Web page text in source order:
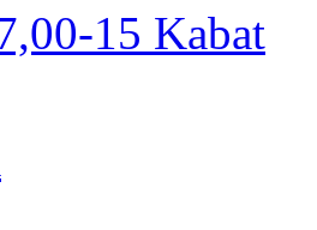
15 Kabat